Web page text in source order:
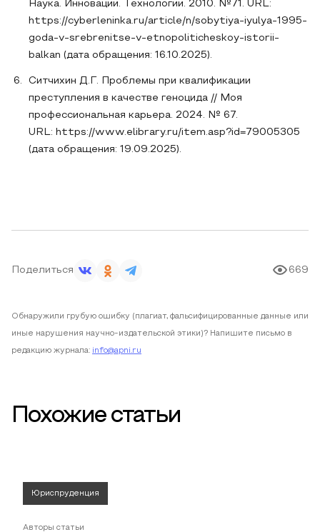
Наука. Инновации. Технологии. 2010. №71. URL:
https://cyberleninka.ru/article/n/sobytiya-iyulya-1995-
goda-v-srebrenitse-v-etnopoliticheskoy-istorii-
balkan (дата обращения: 16.10.2025).
Ситчихин Д.Г. Проблемы при квалификации
преступления в качестве геноцида // Моя
профессиональная карьера. 2024. № 67.
URL: https://www.elibrary.ru/item.asp?id=79005305
(дата обращения: 19.09.2025).
Поделиться 669
Обнаружили грубую ошибку (плагиат, фальсифицированные данные или
иные нарушения научно-издательской этики)? Напишите письмо в
редакцию журнала: info@apni.ru
Похожие статьи
Юриспруденция
Авторы статьи